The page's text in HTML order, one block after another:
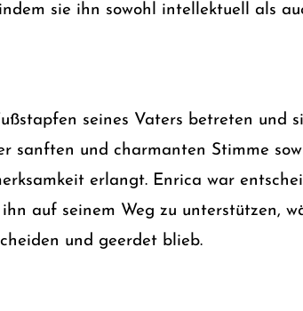
sie ihn sowohl intellektuell als
seines Vaters betreten und
sanften und charmanten Stimme
erlangt. Enrica war
auf seinem Weg zu unterstützen,
und geerdet blieb.